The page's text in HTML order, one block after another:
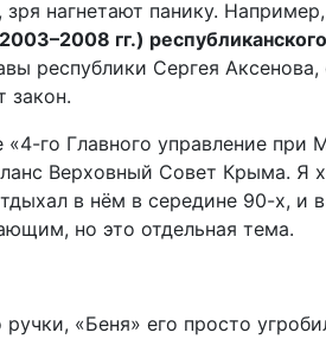
нагнетают панику.
гг.)
республики Сергея
закон.
го Главного управление
Верховный Совет Крыма. Я
в нём в середине 90-х, и
но это отдельная тема.
«Беня» его просто